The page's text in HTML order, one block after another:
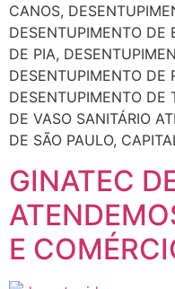
CANOS,
DESENTUPIMENTO DE
DE PIA,
DESENTUPIMENTO DE
DESENTUPIMENTO DE
DE VASO SANITÁRIO
DE SÃO PAULO,
GINATEC
E